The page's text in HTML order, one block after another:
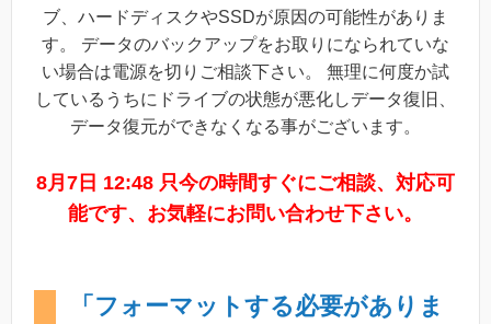
ブ、ハードディスクやSSDが原因の可能性がありま
す。 データのバックアップをお取りになられていな
い場合は電源を切りご相談下さい。 無理に何度か試
しているうちにドライブの状態が悪化しデータ復旧、
データ復元ができなくなる事がございます。
8月7日 12:48 只今の時間すぐにご相談、対応可
能です、お気軽にお問い合わせ下さい。
「フォーマットする必要がありま